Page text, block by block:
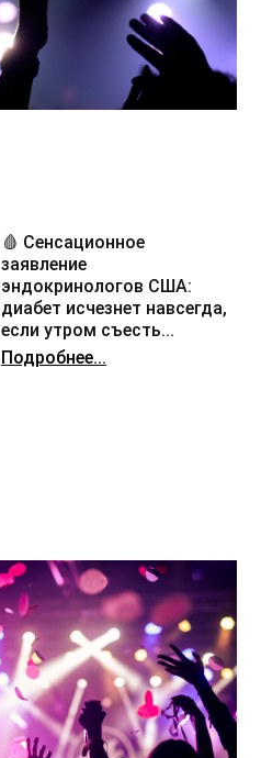
🩸 Сенсационное
заявление
эндокринологов США:
диабет исчезнет навсегда,
если утром съесть...
Подробнее...